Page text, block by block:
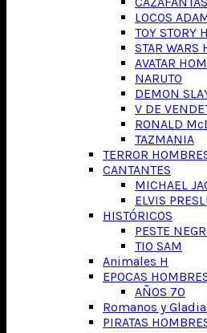
LOCOS
TOY STORY
STAR WARS
AVATAR
NARUTO
DEMON
V DE
RONALD
TAZMANIA
TERROR
CANTANTES
MICHAEL
ELVIS
HISTÓRICOS
PESTE
TIO SAM
Animales H
EPOCAS
AÑOS 70
Romanos y
PIRATAS